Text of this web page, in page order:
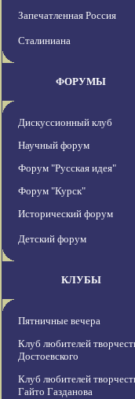
Запечатленная Россия
Сталиниана
ФОРУМЫ
Дискуссионный клуб
Научный форум
Форум "Русская идея"
Форум "Курск"
Исторический форум
Детский форум
КЛУБЫ
Пятничные вечера
Клуб любителей
Достоевского
Клуб любителей
Гайто Газданова